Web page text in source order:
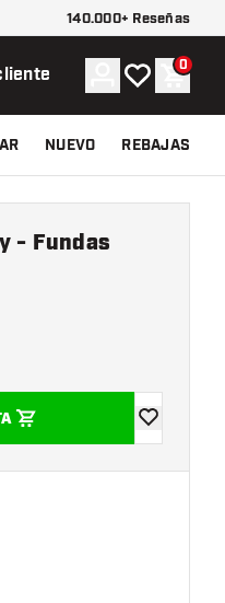
140.000+ Reseñas
Cuenta
Mi lista de
0
NUEVO REBAJAS
- Fundas
añadir a la